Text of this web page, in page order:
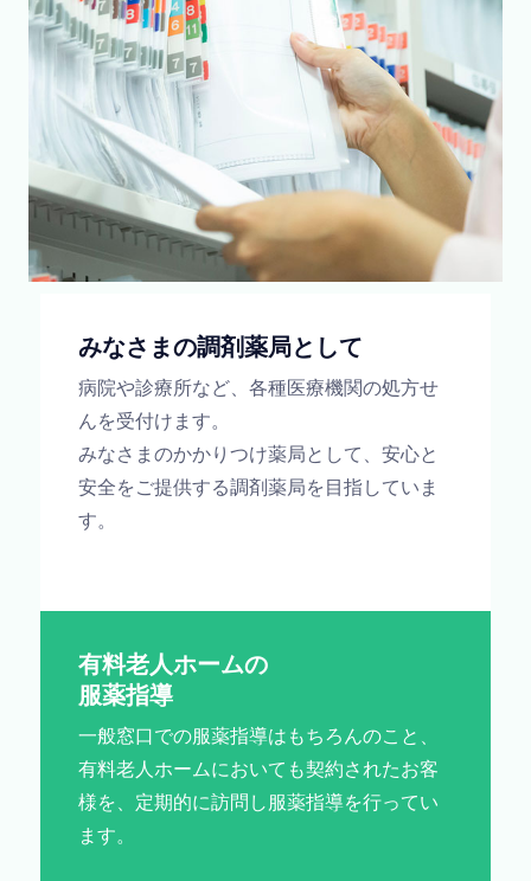
みなさまの調剤薬局として​
病院や診療所など、各種医療機関の処方せ
んを受付けます。
みなさまのかかりつけ薬局として、安心と
安全をご提供する調剤薬局を目指していま
す。
有料老人ホームの
服薬指導
一般窓口での服薬指導はもちろんのこと、
有料老人ホームにおいても契約されたお客
様を、定期的に訪問し服薬指導を行ってい
ます。